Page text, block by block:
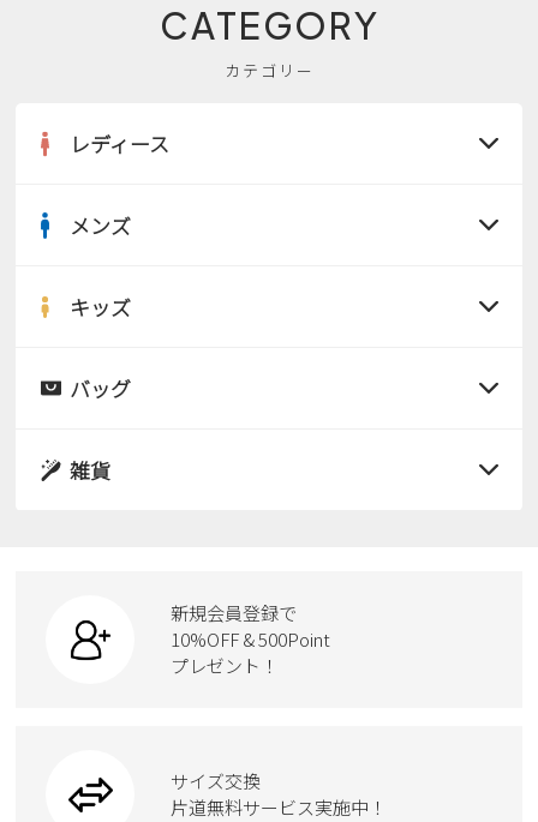
CATEGORY
カテゴリー
レディース
サンダル
スニーカー
カジュアルシューズ
ワークシューズ
ウェア
メンズ
サンダル
ローファー
ブーツ
キッズ
サンダル
スクール
バッグ
ボディバッグ
ハンドバッグ
トートバッグ
雑貨
ケア用品
新規会員登録で
10%OFF & 500Point
プレゼント！
サイズ交換
片道無料サービス実施中！